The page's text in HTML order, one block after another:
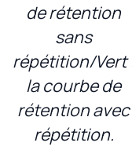
de rétention
sans
répétition/Vert
la courbe de
rétention avec
répétition.